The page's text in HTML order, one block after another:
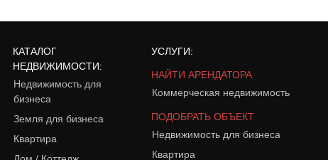
КАТАЛОГ
НЕДВИЖИМОСТИ:
Недвижимость для
бизнеса
Земля для бизнеса
Квартира
УСЛУГИ:
НАЙТИ АРЕНДАТОРА
Коммерческая недвижимость
ПОДОБРАТЬ ОБЪЕКТ
Недвижимость для бизнеса
Квартира